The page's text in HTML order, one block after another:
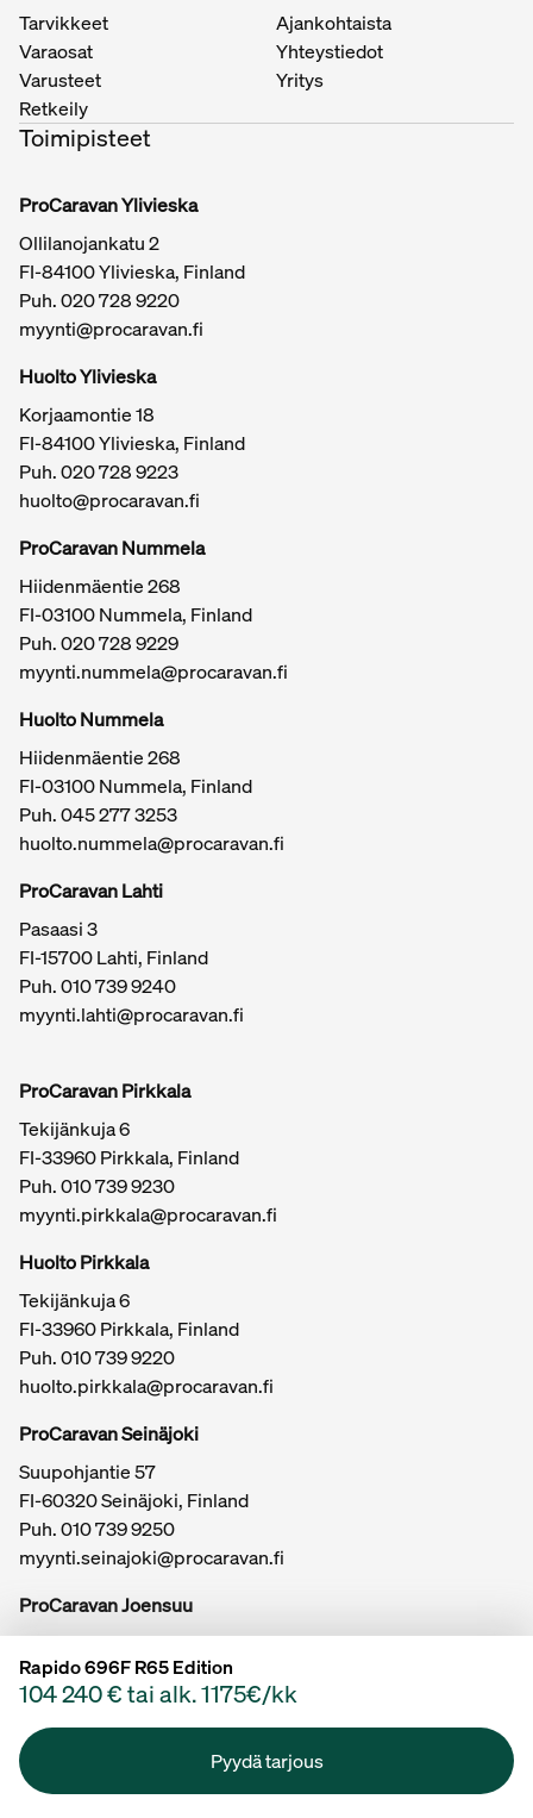
Rapido 696F R65 Edition
104 240 € tai alk. 1175€/kk
Pyydä tarjous
Tärkeitä linkkejä / sivukartta
Tarvikkeet
Varaosat
Varusteet
Retkeily
Ajankohtaista
Yhteystiedot
Yritys
Toimipisteet
ProCaravan Ylivieska
Ollilanojankatu 2
FI-84100 Ylivieska, Finland
Puh.020 728 9220
myynti@procaravan.fi
Huolto Ylivieska
Korjaamontie 18
FI-84100 Ylivieska, Finland
Puh.020 728 9223
huolto@procaravan.fi
ProCaravan Nummela
Hiidenmäentie 268
FI-03100 Nummela, Finland
Puh.020 728 9229
myynti.nummela@procaravan.fi
Huolto Nummela
Hiidenmäentie 268
FI-03100 Nummela, Finland
Puh. 045 277 3253
huolto.nummela@procaravan.fi
ProCaravan Lahti
Pasaasi 3
FI-15700 Lahti, Finland
Puh.010 739 9240
myynti.lahti@procaravan.fi
ProCaravan Pirkkala
Tekijänkuja 6
FI-33960 Pirkkala, Finland
Puh.010 739 9230
myynti.pirkkala@procaravan.fi
Huolto Pirkkala
Tekijänkuja 6
FI-33960 Pirkkala, Finland
Puh.010 739 9220
huolto.pirkkala@procaravan.fi
ProCaravan Seinäjoki
Suupohjantie 57
FI-60320 Seinäjoki, Finland
Puh.010 739 9250
myynti.seinajoki@procaravan.fi
ProCaravan Joensuu
Kuurnankatu 20
FI-80100 Joensuu, Finland
Puh.
myynti.joensuu@procaravan.fi
Toimitusehdot
Tietosuojaseloste
ProCaravan © 2026 Kaikki oikeudet pidätetään